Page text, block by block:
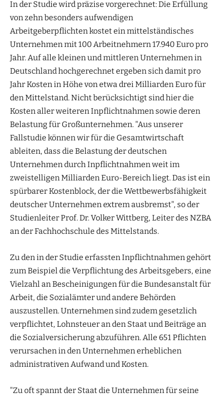
In der Studie wird präzise vorgerechnet: Die Erfüllung
von zehn besonders aufwendigen
Arbeitgeberpflichten kostet ein mittelständisches
Unternehmen mit 100 Arbeitnehmern 17.940 Euro pro
Jahr. Auf alle kleinen und mittleren Unternehmen in
Deutschland hochgerechnet ergeben sich damit pro
Jahr Kosten in Höhe von etwa drei Milliarden Euro für
den Mittelstand. Nicht berücksichtigt sind hier die
Kosten aller weiteren Inpflichtnahmen sowie deren
Belastung für Großunternehmen. "Aus unserer
Fallstudie können wir für die Gesamtwirtschaft
ableiten, dass die Belastung der deutschen
Unternehmen durch Inpflichtnahmen weit im
zweistelligen Milliarden Euro-Bereich liegt. Das ist ein
spürbarer Kostenblock, der die Wettbewerbsfähigkeit
deutscher Unternehmen extrem ausbremst", so der
Studienleiter Prof. Dr. Volker Wittberg, Leiter des NZBA
an der Fachhochschule des Mittelstands.
Zu den in der Studie erfassten Inpflichtnahmen gehört
zum Beispiel die Verpflichtung des Arbeitsgebers, eine
Vielzahl an Bescheinigungen für die Bundesanstalt für
Arbeit, die Sozialämter und andere Behörden
auszustellen. Unternehmen sind zudem gesetzlich
verpflichtet, Lohnsteuer an den Staat und Beiträge an
die Sozialversicherung abzuführen. Alle 651 Pflichten
verursachen in den Unternehmen erheblichen
administrativen Aufwand und Kosten.
"Zu oft spannt der Staat die Unternehmen für seine